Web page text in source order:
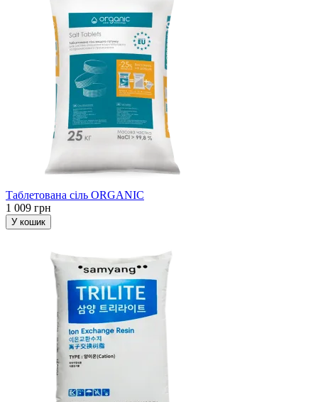
Таблетована сіль ORGANIC
1 009 грн
У кошик